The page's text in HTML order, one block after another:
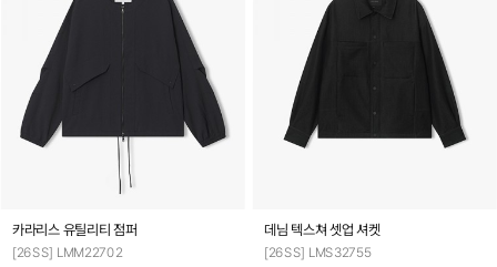
카라리스 유틸리티 점퍼
[26SS] LMM22702
데님 텍스쳐 셋업 셔켓
[26SS] LMS32755